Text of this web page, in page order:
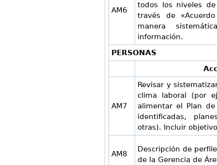
AM6
todos los niveles
través de
manera
información.
PERSONAS
AM7
Revisar y
clima laboral (por
alimentar el Plan
identificadas,
otras). Incluir
AM8
Descripción de
de la Gerencia de